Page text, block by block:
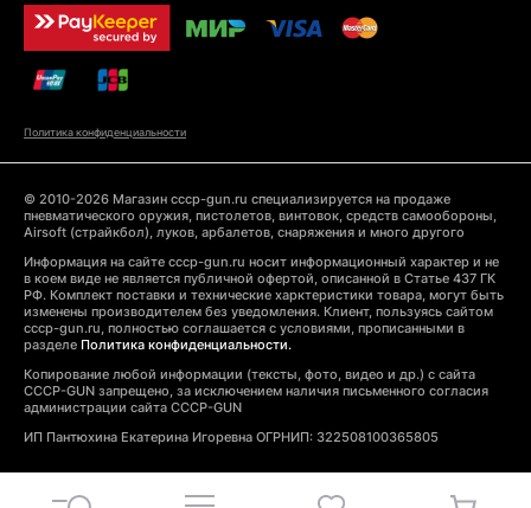
Политика конфиденциальности
© 2010-2026 Магазин cccp-gun.ru специализируется на продаже
пневматического оружия, пистолетов, винтовок, средств самообороны,
Airsoft (страйкбол), луков, арбалетов, снаряжения и много другого
Информация на сайте cccp-gun.ru носит информационный характер и не
в коем виде не является публичной офертой, описанной в Статье 437 ГК
РФ. Комплект поставки и технические харктеристики товара, могут быть
изменены производителем без уведомления. Клиент, пользуясь сайтом
cccp-gun.ru, полностью соглашается с условиями, прописанными в
разделе Политика конфиденциальности.
Копирование любой информации (тексты, фото, видео и др.) с сайта
CCCP-GUN запрещено, за исключением наличия письменного согласия
администрации сайта CCCP-GUN
ИП Пантюхина Екатерина Игоревна ОГРНИП: 322508100365805